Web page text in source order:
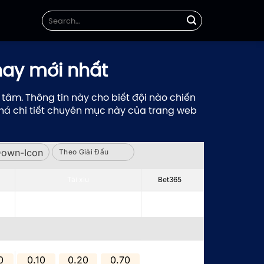
mới nhất
Thông tin này cho biết đội nào chiến
chi tiết chuyên mục này của trang web
Theo Giải Đấu
Bet365
0.10 0.20 0.70
Theo Giải Đấu
Sbobet